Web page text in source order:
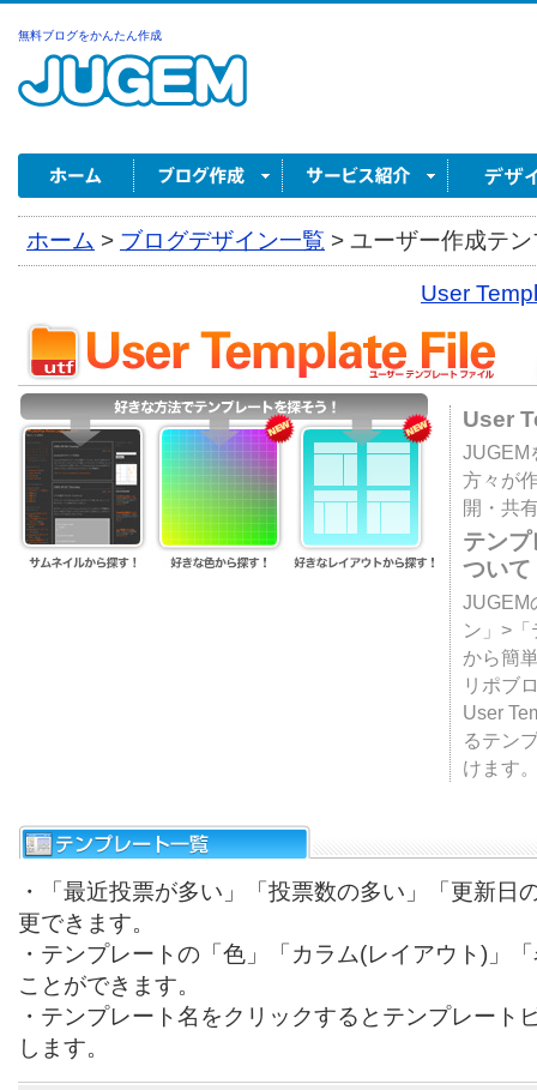
無料ブログをかんたん作成
ホーム > ブログデザイン一覧 > ユーザー作成テ
User
User
JUGEM
方々が
開・共
テン
ついて
JUGEM
ン」>
から簡
リポブ
User
るテン
けます
・「最近投票が多い」「投票数の多い」「更新日
更できます。
・テンプレートの「色」「カラム(レイアウト)」
ことができます。
・テンプレート名をクリックするとテンプレート
します。